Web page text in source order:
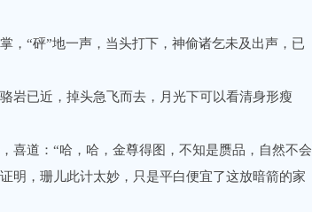
“砰”地一声，当头打下，神偷诸乞未及出声，已
已近，掉头急飞而去，月光下可以看清身形瘦
道：“哈，哈，金尊得图，不知是赝品，自然不会
明，珊儿此计太妙，只是平白便宜了这放暗箭的家